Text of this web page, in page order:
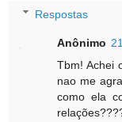
Respostas
Anônimo
Tbm! Achei
nao me
como ela